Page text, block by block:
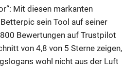
Mit diesen markanten
sein Tool auf seiner
Bewertungen auf Trustpilot
von 4,8 von 5 Sterne zeigen,
wohl nicht aus der Luft